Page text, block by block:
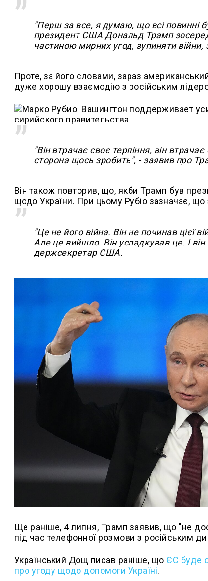
"Перш за все, я думаю, що всі повинні
президент США Дональд Трамп
частиною мирних угод, зупиняти війни,
Проте, за його словами, зараз
дуже хорошу взаємодію з російським
"Він втрачає своє терпіння, він
сторона щось зробить", - заявив про
Він також повторив, що, якби Трамп був
щодо України. При цьому Рубіо зазначає,
"Це не його війна. Він не починав цієї
Але це вийшло. Він успадкував це. І
держсекретар США.
Ще раніше, 4 липня, Трамп заявив, що "не
під час телефонної розмови з російським
Український Дощ писав раніше, що ЄС буде
про угоду щодо допомоги Україні.